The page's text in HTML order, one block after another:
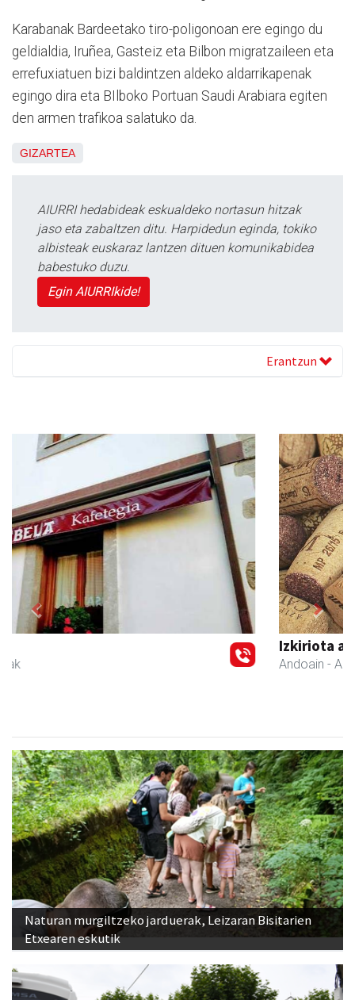
Karabanak Bardeetako tiro-poligonoan ere egingo du
geldialdia, Iruñea, Gasteiz eta Bilbon migratzaileen eta
errefuxiatuen bizi baldintzen aldeko aldarrikapenak
egingo dira eta BIlboko Portuan Saudi Arabiara egiten
den armen trafikoa salatuko da.
GIZARTEA
AIURRI hedabideak eskualdeko nortasun hitzak
jaso eta zabaltzen ditu. Harpidedun eginda, tokiko
albisteak euskaraz lantzen dituen komunikabidea
babestuko duzu.
Egin AIURRIkide!
Erantzun
Andoain
Previous Next
Naturan murgiltzeko jarduerak, Leizaran Bisitarien
Etxearen eskutik